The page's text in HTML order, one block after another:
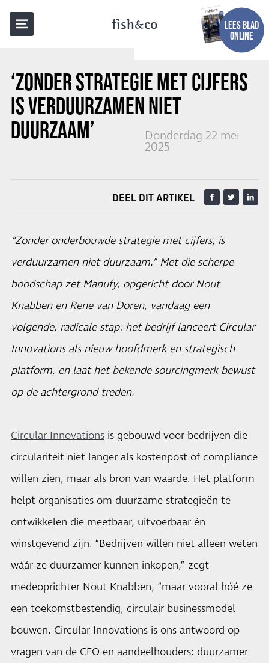
fishco
LEES BLAD
ONLINE
‘ZONDER STRATEGIE MET CIJFERS
IS VERDUURZAMEN NIET
DUURZAAM’
Donderdag 22 mei
2025
TERUG NAAR OVERZICHT
DEEL DIT ARTIKEL
“Zonder onderbouwde strategie met cijfers, is
verduurzamen niet duurzaam.” Met die scherpe
boodschap zet Manufy, opgericht door Nout
Knabben en Rene van Doren, vandaag een
volgende, radicale stap: het bedrijf lanceert Circular
Innovations als nieuw hoofdmerk en strategisch
platform, en laat het bekende sourcingmerk bewust
op de achtergrond treden.
Circular Innovations is gebouwd voor bedrijven die
circulariteit niet langer als kostenpost of compliance
willen zien, maar als bron van waarde. Het platform
helpt organisaties om duurzame strategieën te
ontwikkelen die meetbaar, uitvoerbaar én
winstgevend zijn. “Bedrijven willen niet alleen weten
wáár ze duurzamer kunnen inkopen,” zegt
medeoprichter Nout Knabben, “maar vooral hóé ze
een toekomstbestendig, circulair businessmodel
bouwen. Circular Innovations is ons antwoord op
vragen van de CFO en aandeelhouders: duurzamer